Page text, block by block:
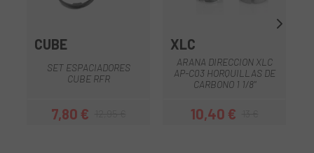
CUBE
SET ESPACIADORES
CUBE RFR
Precio
7,80 €Precio regular
XLC
ARANA DIRECCION XLC
AP-C03 HORQUILLAS DE
CARBONO 1 1/8"
Precio
10,40 €Precio regular